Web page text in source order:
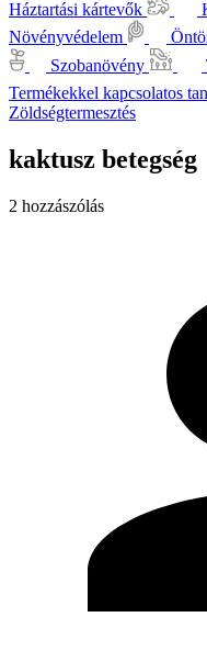
Háztartási kártevők
Növényvédelem
Szobanövény
Termékekkel kapcsolatos
Zöldségtermesztés
kaktusz betegség
2 hozzászólás